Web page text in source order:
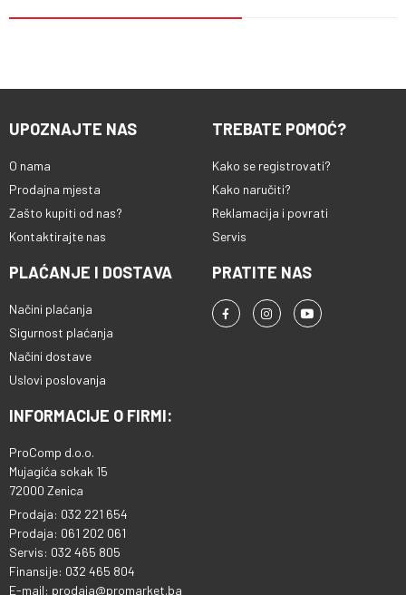
UPOZNAJTE NAS
O nama
Prodajna mjesta
Zašto kupiti od nas?
Kontaktirajte nas
TREBATE POMOĆ?
Kako se registrovati?
Kako naručiti?
Reklamacija i povrati
Servis
PLAĆANJE I DOSTAVA
Načini plaćanja
Sigurnost plaćanja
Načini dostave
Uslovi poslovanja
PRATITE NAS
INFORMACIJE O FIRMI:
ProComp d.o.o.
Mujagića sokak 15
72000 Zenica
Prodaja: 032 221 654
Prodaja: 061 202 061
Servis: 032 465 805
Finansije: 032 465 804
E-mail: prodaja@promarket.ba